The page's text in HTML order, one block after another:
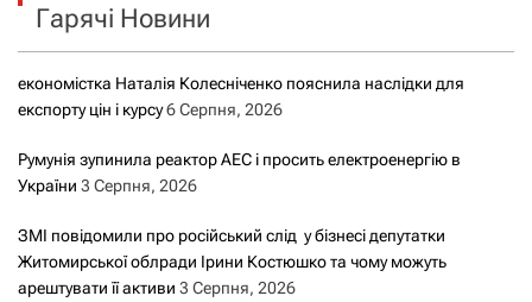
Гарячі Новини
економістка Наталія Колесніченко пояснила наслідки для
експорту цін і курсу6 Серпня, 2026
Румунія зупинила реактор АЕС і просить електроенергію в
України 3 Серпня, 2026
ЗМІ повідомили про російський слід у бізнесі депутатки
Житомирської облради Ірини Костюшко та чому можуть
арештувати її активи 3 Серпня, 2026